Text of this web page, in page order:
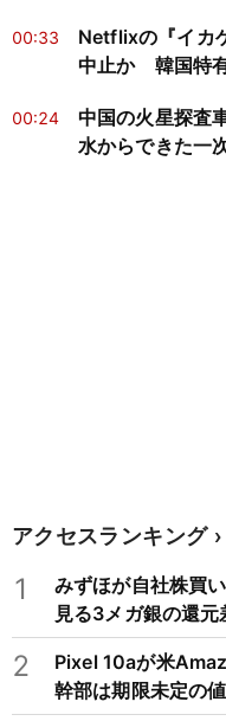
00:33
Netflixの『イカ
中止か 韓国特
00:24
中国の火星探査
水からできた一
アクセスランキング
1
みずほが自社株買
見る3メガ銀の還元
2
Pixel 10aが米
幹部は期限未定の